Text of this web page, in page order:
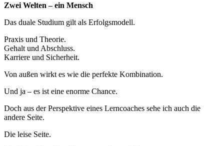
Zwei Welten – ein Mensch
Das duale Studium gilt als Erfolgsmodell.
Praxis und Theorie.
Gehalt und Abschluss.
Karriere und Sicherheit.
Von außen wirkt es wie die perfekte Kombination.
Und ja – es ist eine enorme Chance.
Doch aus der Perspektive eines Lerncoaches sehe ich auch die
andere Seite.
Die leise Seite.